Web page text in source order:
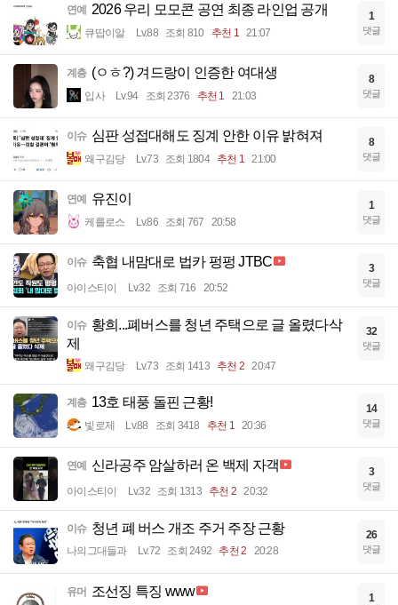
연예 2026 우리 모모콘 공연 최종 라인업 공개
큐땁이알 Lv.88 조회 810 추천 1 21:07
1
댓글
계층 (ㅇㅎ?) 겨드랑이 인증한 여대생
입사 Lv.94 조회 2376 추천 1 21:03
8
댓글
이슈 심판 성접대해도 징계 안한 이유 밝혀져
왜구김당 Lv.73 조회 1804 추천 1 21:00
8
댓글
연예 유진이
케를로스 Lv.86 조회 767 20:58
1
댓글
이슈 축협 내맘대로 법카 펑펑 JTBC
아이스티이 Lv.32 조회 716 20:52
3
댓글
이슈 황희...폐버스를 청년 주택으로 글 올렸다삭
제
왜구김당 Lv.73 조회 1413 추천 2 20:47
32
댓글
계층 13호 태풍 돌핀 근황!
빛로제 Lv.88 조회 3418 추천 1 20:36
14
댓글
연예 신라공주 암살하러 온 백제 자객
아이스티이 Lv.32 조회 1313 추천 2 20:32
3
댓글
이슈 청년 폐 버스 개조 주거 주장 근황
나의그대들과 Lv.72 조회 2492 추천 2 20:28
26
댓글
유머 조선징 특징 www 1